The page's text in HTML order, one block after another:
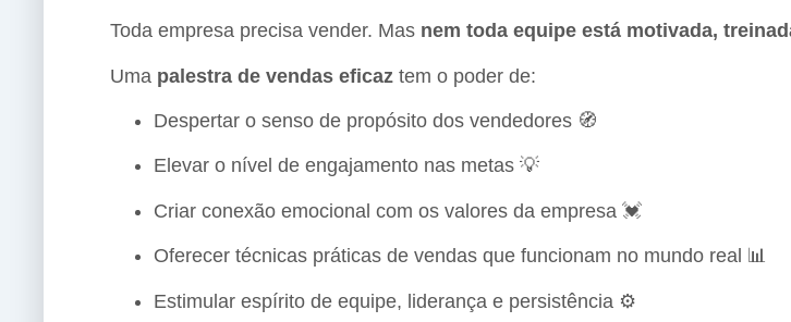
Toda empresa precisa vender. Mas nem toda equipe está motivada,
Uma palestra de vendas eficaz tem o poder de:
Despertar o senso de propósito dos vendedores 🧭
Elevar o nível de engajamento nas metas 💡
Criar conexão emocional com os valores da empresa 💓
Oferecer técnicas práticas de vendas que funcionam no mundo real 📊
Estimular espírito de equipe, liderança e persistência ⚙️